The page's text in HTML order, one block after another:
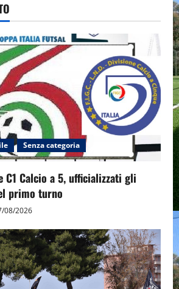
Senza categoria
C1 Calcio a 5, ufficializzati gli
primo turno
08/2026